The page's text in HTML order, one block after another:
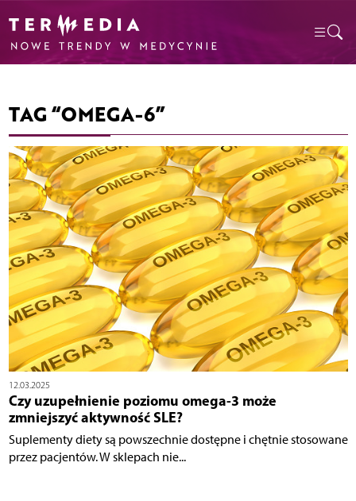
TAG “OMEGA-6”
12.03.2025
Czy uzupełnienie poziomu omega-3 może
zmniejszyć aktywność SLE?
Suplementy diety są powszechnie dostępne i chętnie stosowane
przez pacjentów. W sklepach nie...